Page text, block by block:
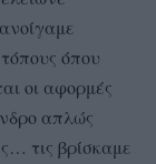
όπου
οι αφορμές
απλώς
τις βρίσκαμε